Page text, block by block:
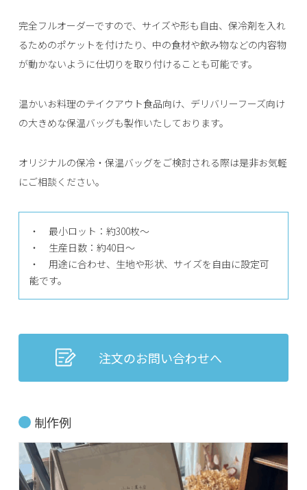
完全フルオーダーですので、サイズや形も自由、保冷剤を入れ
るためのポケットを付けたり、中の食材や飲み物などの内容物
が動かないように仕切りを取り付けることも可能です。
温かいお料理のテイクアウト食品向け、デリバリーフーズ向け
の大きめな保温バッグも製作いたしております。
オリジナルの保冷・保温バッグをご検討される際は是非お気軽
にご相談ください。
・ 最小ロット：約300枚〜
・ 生産日数：約40日〜
・ 用途に合わせ、生地や形状、サイズを自由に設定可
能です。
注文のお問い合わせへ
制作例